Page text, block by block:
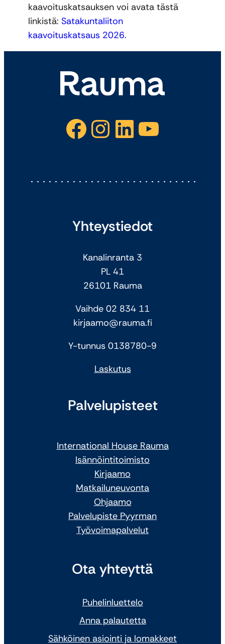
kaavoituskatsauksen voi avata tästä
linkistä: Satakuntaliiton
kaavoituskatsaus 2026.
Facebook Instagram LinkedIn YouTube
Yhteystiedot
Kanalinranta 3
PL 41
26101 Rauma
Vaihde 02 834 11
kirjaamo@rauma.fi
Y-tunnus 0138780-9
Laskutus
Palvelupisteet
International House Rauma
Isännöintitoimisto
Kirjaamo
Matkailuneuvonta
Ohjaamo
Palvelupiste Pyyrman
Työvoimapalvelut
Ota yhteyttä
Puhelinluettelo
Anna palautetta
Sähköinen asiointi ja lomakkeet